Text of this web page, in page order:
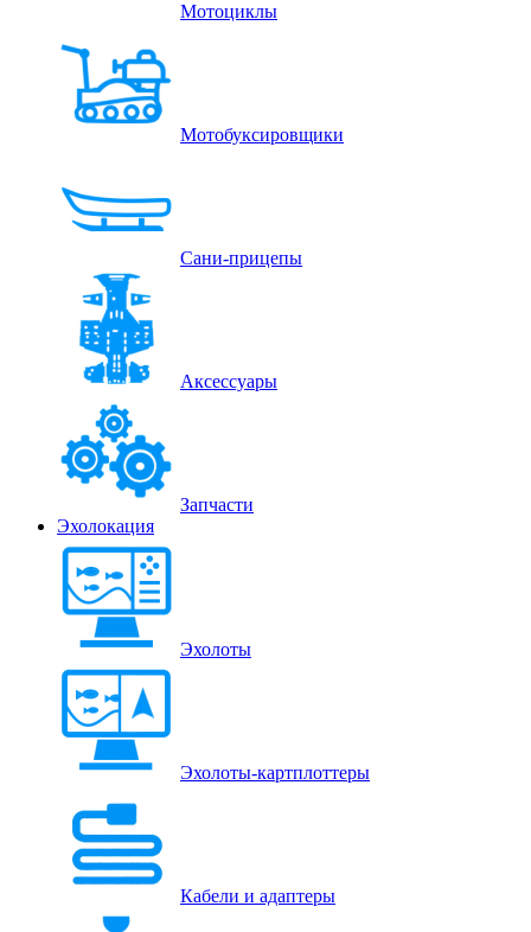
Мотоциклы
Мотобуксировщики
Сани-прицепы
Аксессуары
Запчасти
Эхолокация
Эхолоты
Эхолоты-картплоттеры
Кабели и адаптеры